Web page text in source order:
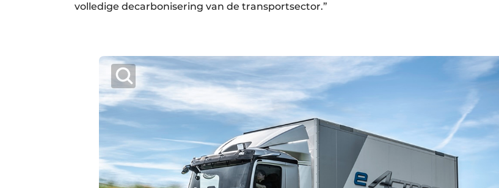
volledige decarbonisering van de transportsector.”